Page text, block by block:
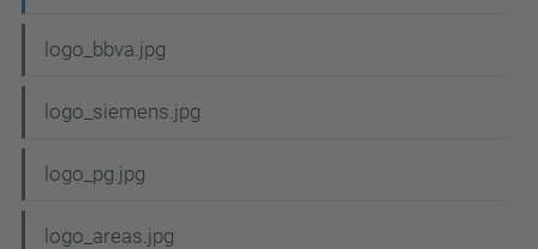
i
ó
logo_bbva.jpg
logo_siemens.jpg
logo_pg.jpg
logo_areas.jpg